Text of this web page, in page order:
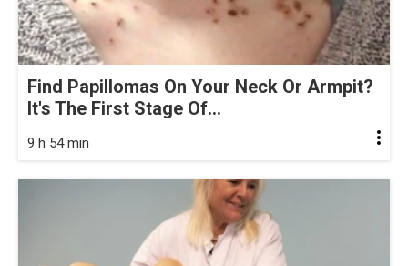
Find Papillomas On Your Neck Or Armpit?
It's The First Stage Of...
9 h 54 min